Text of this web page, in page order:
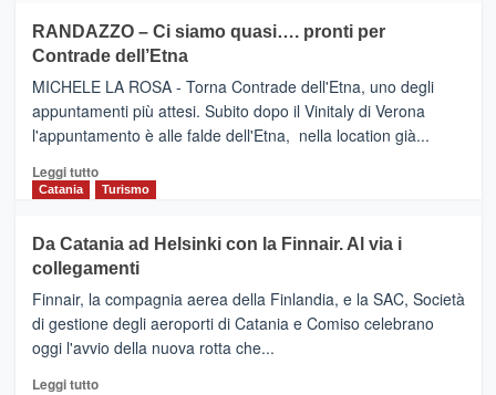
IL
NUOVO
SUMMER
CLUB
VIAGRANDE
(Ct)
–
Benanti
presenta
“Vino
&
Cultura
tappe
dell’enoturismo
RANDAZZO – Ci siamo quasi…. pronti per
Contrade dell’Etna
MICHELE LA ROSA - Torna Contrade dell'Etna, uno degli
appuntamenti più attesi. Subito dopo il Vinitaly di Verona
l'appuntamento è alle falde dell'Etna, nella location già...
Leggi tuttoLeggi
di
RANDAZZO
–
Ci
siamo
quasi….
pronti
per
Catania Turismo
Da Catania ad Helsinki con la Finnair. Al via i
collegamenti
Finnair, la compagnia aerea della Finlandia, e la SAC, Società
di gestione degli aeroporti di Catania e Comiso celebrano
oggi l'avvio della nuova rotta che...
Leggi tuttoLeggi